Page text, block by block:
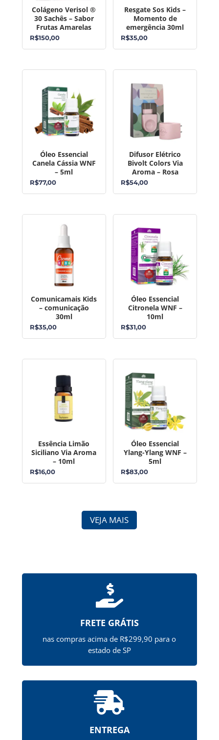
Colágeno Verisol ®
30 Sachês – Sabor
Frutas Amarelas
R$150,00
Resgate Sos Kids –
Momento de
emergência 30ml
R$35,00
Óleo Essencial
Canela Cássia WNF
– 5ml
R$77,00
Difusor Elétrico
Bivolt Colors Via
Aroma – Rosa
R$54,00
Comunicamais Kids
– comunicação
30ml
R$35,00
Óleo Essencial
Citronela WNF –
10ml
R$31,00
Essência Limão
Siciliano Via Aroma
– 10ml
R$16,00
Óleo Essencial
Ylang-Ylang WNF –
5ml
R$83,00
VEJA MAIS

FRETE GRÁTIS
nas compras acima de R$299,90 para o
estado de SP

ENTREGA